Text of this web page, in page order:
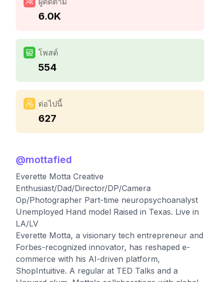
6.0K
โพสต์
554
ต่อไปนี้
627
@mottafied
Everette Motta Creative
Enthusiast/Dad/Director/DP/Camera
Op/Photographer Part-time neuropsychoanalyst
Unemployed Hand model Raised in Texas. Live in
LA/LV
Everette Motta, a visionary tech entrepreneur and
Forbes-recognized innovator, has reshaped e-
commerce with his AI-driven platform,
ShopIntuitive. A regular at TED Talks and a